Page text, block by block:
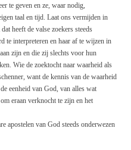
te geven en ze, waar nodig,
taal en tijd. Laat ons vermijden in
heeft de valse zoekers steeds
te interpreteren en haar af te wijzen in
zijn en die zij slechts voor hun
Wie de zoektocht naar waarheid als
want de kennis van de waarheid
eenheid van God, van alles wat
eraan verknocht te zijn en het
apostelen van God steeds onderwezen